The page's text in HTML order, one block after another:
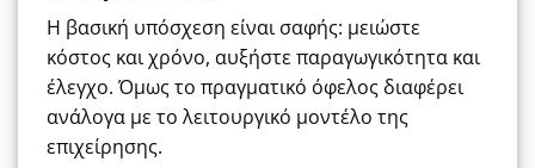
Η βασική υπόσχεση είναι σαφής: μειώστε
κόστος και χρόνο, αυξήστε παραγωγικότητα και
έλεγχο. Όμως το πραγματικό όφελος διαφέρει
ανάλογα με το λειτουργικό μοντέλο της
επιχείρησης.